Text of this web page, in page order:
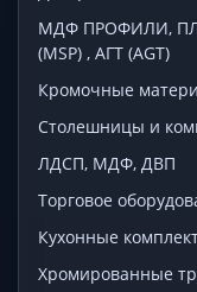
МДФ ПРОФИЛИ,
(MSP) , АГТ (AGT)
Кромочные
Столешницы и
ЛДСП, МДФ, ДВП
Торговое
Кухонные
Хромированные